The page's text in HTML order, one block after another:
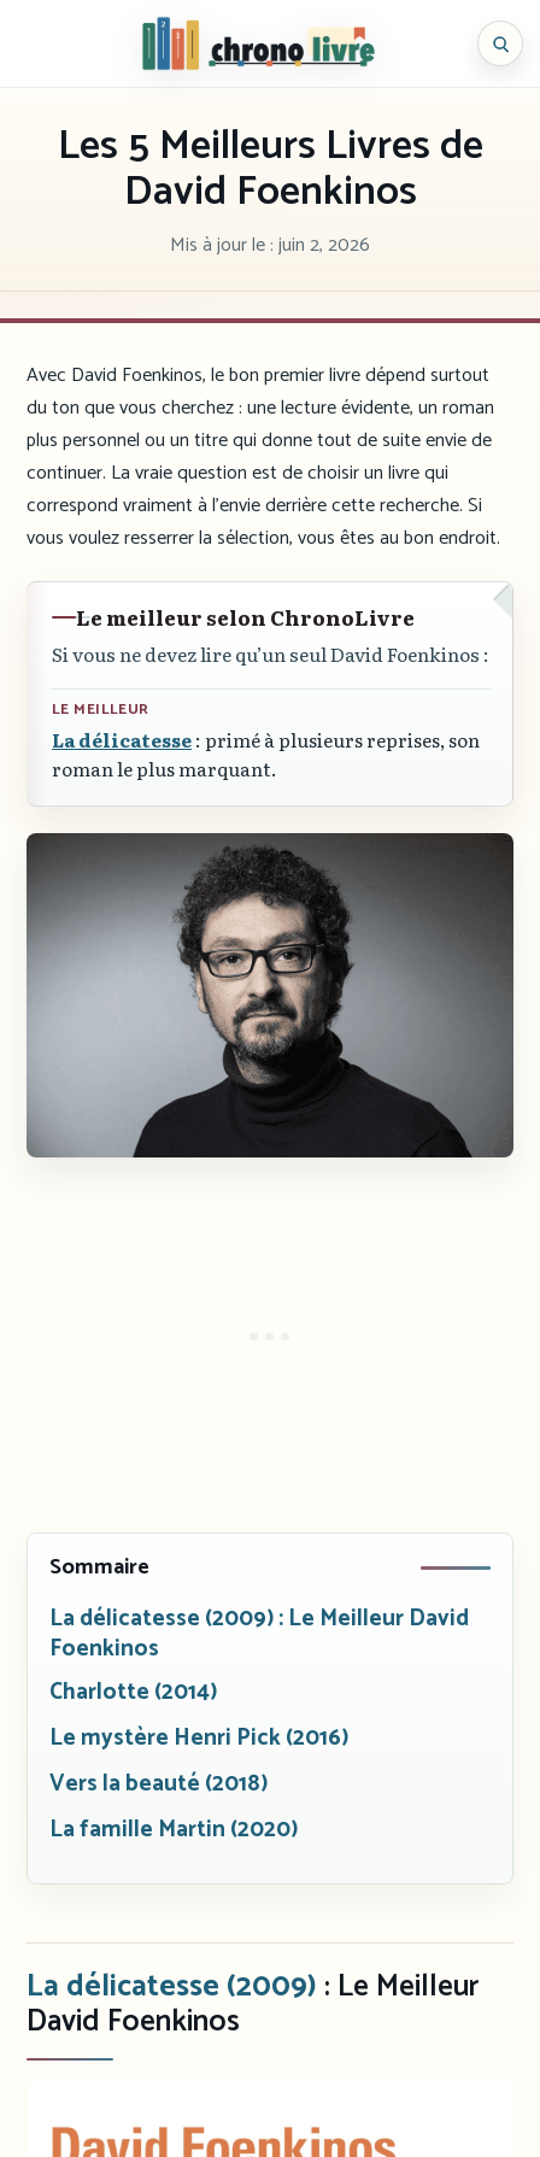
Chronolivre
Les 5 Meilleurs Livres de
David Foenkinos
Mis à jour le :juin 2, 2026
Avec David Foenkinos, le bon premier livre dépend surtout
du ton que vous cherchez : une lecture évidente, un roman
plus personnel ou un titre qui donne tout de suite envie de
continuer. La vraie question est de choisir un livre qui
correspond vraiment à l’envie derrière cette recherche. Si
vous voulez resserrer la sélection, vous êtes au bon endroit.
Le meilleur selon ChronoLivre
Si vous ne devez lire qu’un seul David Foenkinos :
LE MEILLEUR
La délicatesse: primé à plusieurs reprises, son
roman le plus marquant.
Sommaire
La délicatesse (2009) : Le Meilleur David
Foenkinos
Charlotte (2014)
Le mystère Henri Pick (2016)
Vers la beauté (2018)
La famille Martin (2020)
La délicatesse (2009): Le Meilleur
David Foenkinos